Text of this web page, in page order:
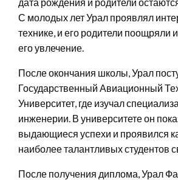
С молодых лет Урал проявлял
технике, и его родители поощряли
его увлечение.
После окончания школы, Урал
Государственный Авиационный
Университет, где изучал
инженерии. В университете он
выдающиеся успехи и проявился
наиболее талантливых студентов
После получения диплома, Урал